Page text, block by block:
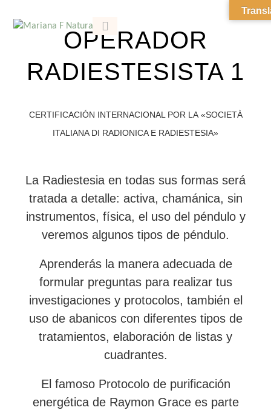
OPERADOR
RADIESTESISTA 1
CERTIFICACIÓN INTERNACIONAL POR LA «SOCIETÀ
ITALIANA DI RADIONICA E RADIESTESIA»
La Radiestesia en todas sus formas será
tratada a detalle: activa, chamánica, sin
instrumentos, física, el uso del péndulo y
veremos algunos tipos de péndulo.
Aprenderás la manera adecuada de
formular preguntas para realizar tus
investigaciones y protocolos, también el
uso de abanicos con diferentes tipos de
tratamientos, elaboración de listas y
cuadrantes.
El famoso Protocolo de purificación
energética de Raymon Grace es parte